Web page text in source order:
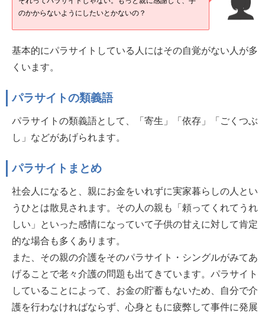
のかからないようにしたいとかないの？
基本的にパラサイトしている人にはその自覚がない人が多
くいます。
パラサイトの類義語
パラサイトの類義語として、「寄生」「依存」「ごくつぶ
し」などがあげられます。
パラサイトまとめ
社会人になると、親にお金をいれずに実家暮らしの人とい
うひとは散見されます。その人の親も「頼ってくれてうれ
しい」といった感情になっていて子供の甘えに対して肯定
的な場合も多くあります。
また、その親の介護をそのパラサイト・シングルがみてあ
げることで老々介護の問題も出てきています。パラサイト
していることによって、お金の貯蓄もないため、自分で介
護を行わなければならず、心身ともに疲弊して事件に発展